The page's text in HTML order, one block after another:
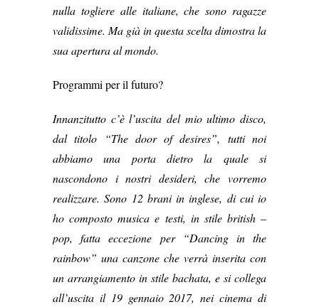
nulla togliere alle italiane, che sono ragazze
validissime. Ma già in questa scelta dimostra la
sua apertura al mondo.
Programmi per il futuro?
Innanzitutto c’è l’uscita del mio ultimo disco,
dal titolo “The door of desires”, tutti noi
abbiamo una porta dietro la quale si
nascondono i nostri desideri,che vorremo
realizzare. Sono 12 brani in inglese, di cui io
ho composto musica e testi, in stile british –
pop, fatta eccezione per “Dancing in the
rainbow” una canzone che verrà inserita con
un arrangiamento in stile bachata, e si collega
all’uscita il 19 gennaio 2017, nei cinema di